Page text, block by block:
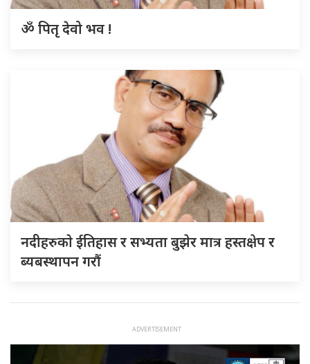
ॐ पितृ देवो भव !
नदीहरुकाे ईतिहास र सभ्यता बुझेर मात्र हस्तक्षेप र
ब्यबस्थापन गराैं